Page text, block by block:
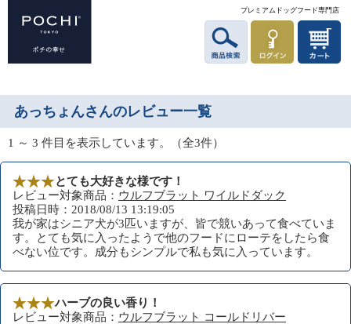
プレミアムドッグフード専門店
あっちょんさんのレビュー一覧
1 ～ 3 件目を表示しています。（全3件）
とても大好きな様です！
レビュー対象商品： ウルフブラット ワイルドダック
投稿日時：2018/08/13 13:19:05
我が家はシニア犬が3匹いますが、皆で競いあって食べていま
す。とても気に入ったようで他のフードにローテをしたら食
べない位です。成分もシンプルで私も気に入っています。
ハーブの良い香り！
レビュー対象商品： ウルフブラット コールドリバー